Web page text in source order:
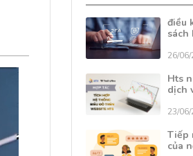
điều
sách
26/
Hts
dịch
23/
Tiếp
của